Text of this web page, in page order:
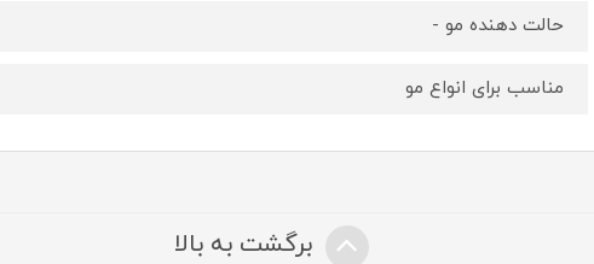
حالت دهنده مو -
مناسب برای انواع مو
برگشت به بالا